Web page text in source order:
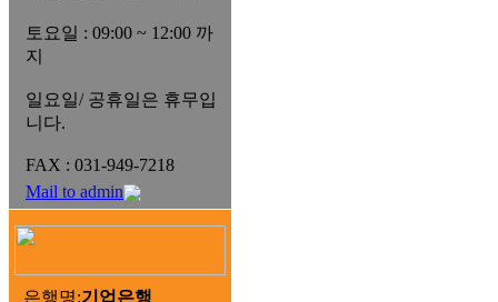
토요일 : 09:00 ~ 12:00 까
지
일요일/ 공휴일은 휴무입
니다.
FAX : 031-949-7218
Mail to admin
은행명:기업은행